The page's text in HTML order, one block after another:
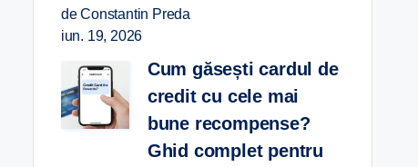
de Constantin Preda
iun. 19, 2026
Cum găsești cardul de
credit cu cele mai
bune recompense?
Ghid complet pentru